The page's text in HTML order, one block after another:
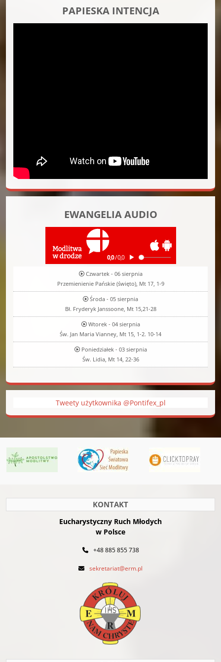
PAPIESKA INTENCJA
EWANGELIA AUDIO
Czwartek - 06 sierpnia
Przemienienie Pańskie (święto), Mt 17, 1-9
Środa - 05 sierpnia
Bł. Fryderyk Janssoone, Mt 15,21-28
Wtorek - 04 sierpnia
Św. Jan Maria Vianney, Mt 15, 1-2. 10-14
Poniedziałek - 03 sierpnia
Św. Lidia, Mt 14, 22-36
Tweety użytkownika @Pontifex_pl
KONTAKT
Eucharystyczny Ruch Młodych
w Polsce
+48 885 855 738
sekretariat@erm.pl